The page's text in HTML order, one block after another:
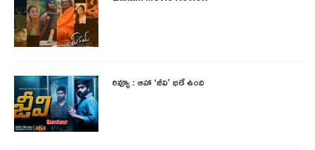
రివ్యూ : ఆహా ‘జీవి’ భలే ఉంది